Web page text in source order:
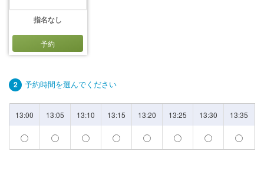
指名なし
予約
2 予約時間を選んでください
13:00 13:05 13:10 13:15 13:20 13:25 13:30 13:35